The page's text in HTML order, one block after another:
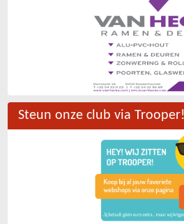
Steun onze club via Trooper!